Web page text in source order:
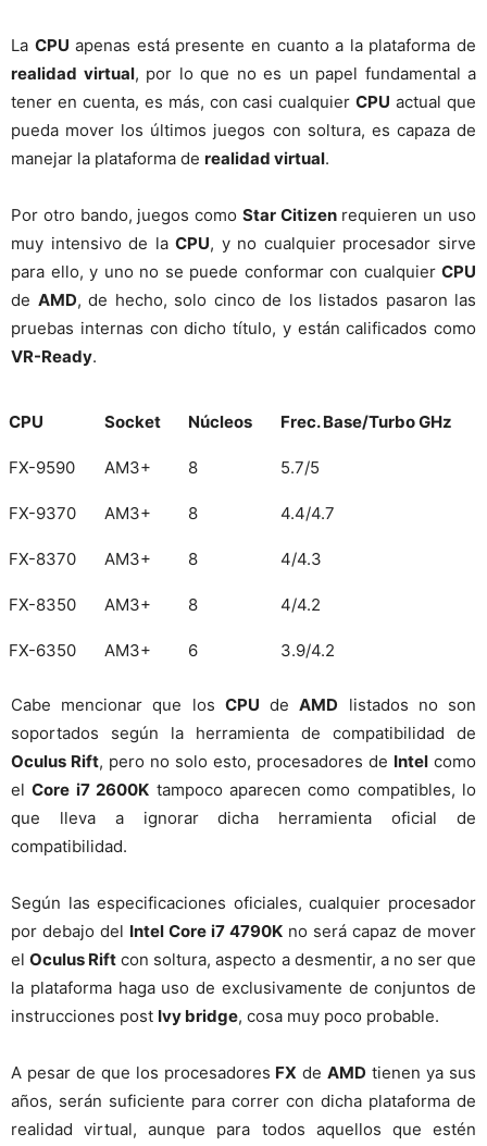
La CPU apenas está presente en cuanto a la plataforma de
realidad virtual, por lo que no es un papel fundamental a
tener en cuenta, es más, con casi cualquierCPU actual que
pueda mover los últimos juegos con soltura, es capaza de
manejar la plataforma de realidad virtual.
Por otro bando, juegos como Star Citizenrequieren un uso
muy intensivo de laCPU, y no cualquier procesador sirve
para ello, y uno no se puede conformar con cualquier CPU
de AMD, de hecho, solo cinco de los listados pasaron las
pruebas internas con dicho título, y están calificados como
VR-Ready.
CPU Socket Núcleos Frec. Base/Turbo GHz
FX-9590 AM3+ 8 5.7/5
FX-9370 AM3+ 8 4.4/4.7
FX-8370 AM3+ 8 4/4.3
FX-8350 AM3+ 8 4/4.2
FX-6350 AM3+ 6 3.9/4.2
Cabe mencionar que los CPU deAMD listados no son
soportados según la herramienta de compatibilidad de
Oculus Rift, pero no solo esto, procesadores de Intel como
elCore i7 2600K tampoco aparecen como compatibles, lo
que lleva a ignorar dicha herramienta oficial de
compatibilidad.
Según las especificaciones oficiales, cualquier procesador
por debajo del Intel Core i7 4790K no será capaz de mover
elOculus Rift con soltura, aspecto a desmentir, a no ser que
la plataforma haga uso de exclusivamente de conjuntos de
instrucciones post Ivy bridge, cosa muy poco probable.
A pesar de que los procesadores FX deAMD tienen ya sus
años, serán suficiente para correr con dicha plataforma de
realidad virtual, aunque para todos aquellos que estén